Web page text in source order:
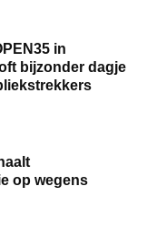
in
bijzonder dagje
op wegens